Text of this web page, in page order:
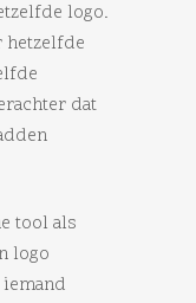
logo.
hetzelfde
dat
tool als
logo